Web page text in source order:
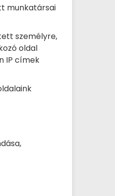
munkatársai
személyre,
oldal
IP címek